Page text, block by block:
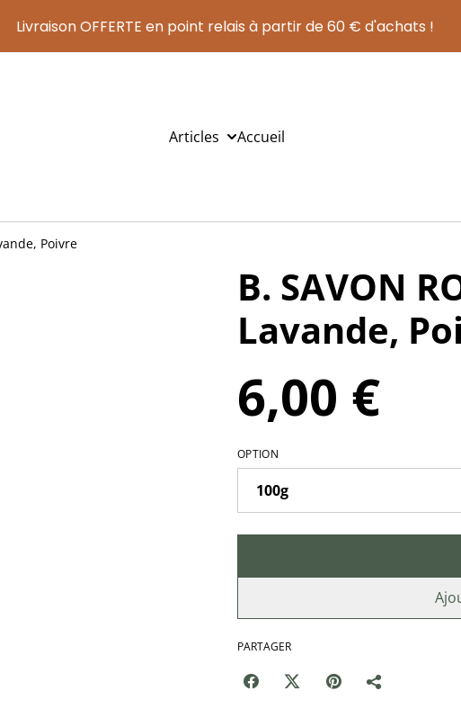
Livraison OFFERTE en point relais à partir de 60 € d'achats !
Articles Accueil
Poivre
B. SAVON
Lavande,
6,00 €
OPTION
PARTAGER